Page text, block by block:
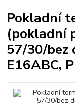
Pokladní
(pokladní
57/30/bez
E16ABC,